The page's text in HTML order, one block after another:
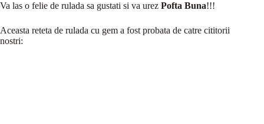
Va las o felie de rulada sa gustati si va urez Pofta Buna!!!
Aceasta reteta de rulada cu gem a fost probata de catre cititorii
nostri: